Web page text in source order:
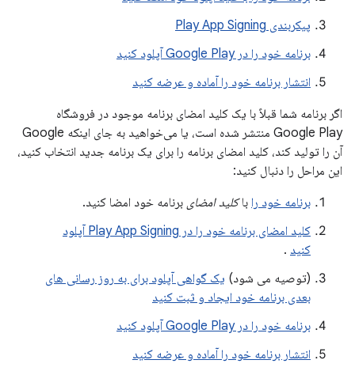
پیکربندی Play App Signing
برنامه خود را در Google Play آپلود کنید
انتشار برنامه خود را آماده و عرضه کنید
اگر برنامه شما قبلاً با یک کلید امضای برنامه موجود در فروشگاه
Google Play منتشر شده است، یا می‌خواهید به جای اینکه Google
آن را تولید کند، کلید امضای برنامه را برای یک برنامه جدید انتخاب کنید،
این مراحل را دنبال کنید:
برنامه خود را باکلید امضای برنامه خود امضا کنید.
کلید امضای برنامه خود را در Play App Signing آپلود
کنید .
(توصیه می شود) یک گواهی آپلود برای به روز رسانی های
بعدی برنامه خود ایجاد و ثبت کنید
برنامه خود را در Google Play آپلود کنید
انتشار برنامه خود را آماده و عرضه کنید